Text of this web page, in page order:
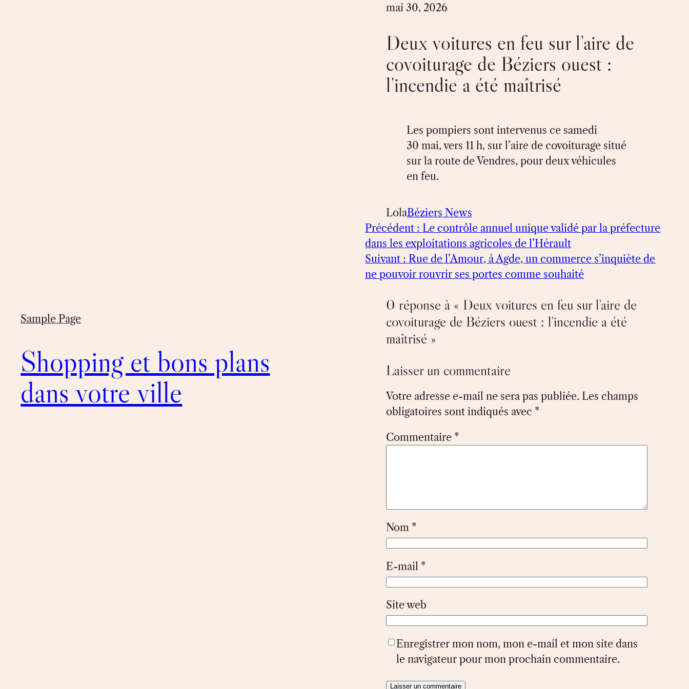
Sample Page
Shopping et bons plans
dans votre ville
mai 30, 2026
Deux voitures en feu sur l’aire de
covoiturage de Béziers ouest :
l’incendie a été maîtrisé
Les pompiers sont intervenus ce samedi
30 mai, vers 11 h, sur l’aire de covoiturage situé
sur la route de Vendres, pour deux véhicules
en feu.
LolaBéziers News
Précédent : Le contrôle annuel unique validé par la préfecture
dans les exploitations agricoles de l’Hérault
Suivant : Rue de l’Amour, à Agde, un commerce s’inquiète de
ne pouvoir rouvrir ses portes comme souhaité
0 réponse à « Deux voitures en feu sur l’aire de
covoiturage de Béziers ouest : l’incendie a été
maîtrisé »
Laisser un commentaire
Votre adresse e-mail ne sera pas publiée. Les champs
obligatoires sont indiqués avec *
Commentaire *
Nom *
E-mail *
Site web
Enregistrer mon nom, mon e-mail et mon site dans
le navigateur pour mon prochain commentaire.